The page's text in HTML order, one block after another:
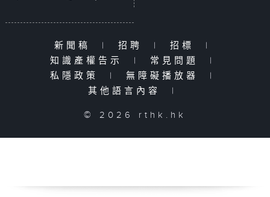
新聞稿 | 招聘 | 招標
|
知識產權告示
| 常見問題
|
私隱政策
| 無障礙播放器
|
其他語言內容
|
© 2026 rthk.hk